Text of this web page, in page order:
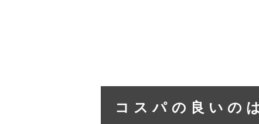
コスパの良いの